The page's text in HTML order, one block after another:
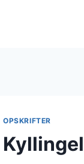
OPSKRIFTER